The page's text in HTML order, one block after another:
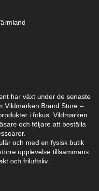
har växt under de senaste
Vildmarken Brand Store –
i fokus. Vildmarken
och följare att beställa
och med en fysisk butik
upplevelse tillsammans
och friluftsliv.